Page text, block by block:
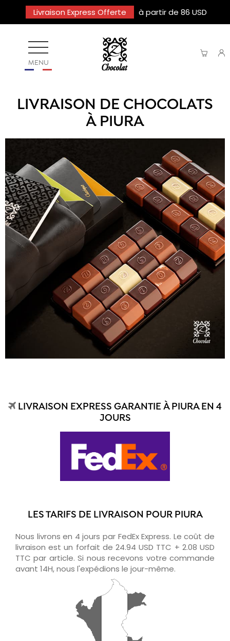
Livraison Express Offerte à partir de 86 USD
MENU
LIVRAISON DE CHOCOLATS
À PIURA
LIVRAISON EXPRESS GARANTIE À PIURA EN 4
JOURS
LES TARIFS DE LIVRAISON POUR PIURA
Nous livrons en 4 jours par FedEx Express. Le coût de
livraison est un forfait de 24.94 USD TTC + 2.08 USD
TTC par article. Si nous recevons votre commande
avant 14H, nous l'expédions le jour-même.